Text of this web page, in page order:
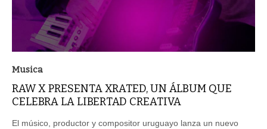
Musica
RAW X PRESENTA XRATED, UN ÁLBUM QUE
CELEBRA LA LIBERTAD CREATIVA
El músico, productor y compositor uruguayo lanza un nuevo